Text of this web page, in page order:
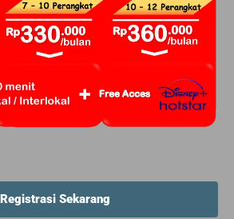
Registrasi Sekarang